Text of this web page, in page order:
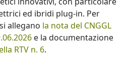
ed ibridi plug-in. Per
allegano la nota del CNGGL
e la documentazione
RTV n. 6.